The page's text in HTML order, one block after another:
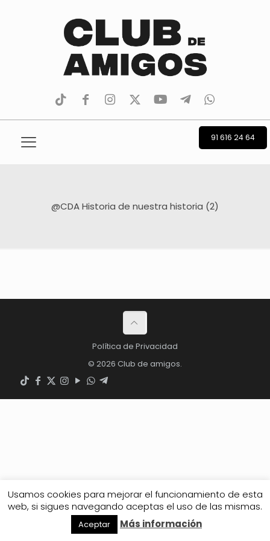
tiktokfacebookinstagram
TwitterYoutubeTelegramwhatsapp
91 616 24 64
@CDA Historia de nuestra historia (2)
Política de Privacidad
© 2026 Club de amigos.
Usamos cookies para mejorar el funcionamiento de esta
web, si sigues navegando aceptas el uso de las mismas.
Aceptar Más información